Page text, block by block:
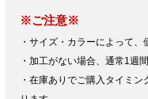
※ご注意※
・サイズ・カラーによって、
・加工がない場合、通常1週
・在庫ありでご購入タイミ